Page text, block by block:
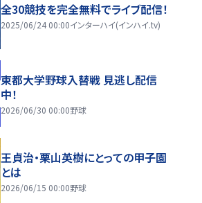
全30競技を完全無料でライブ配信！
2025/06/24 00:00インターハイ(インハイ.tv)
東都大学野球入替戦 見逃し配信
中！
2026/06/30 00:00野球
王貞治・栗山英樹にとっての甲子園
とは
2026/06/15 00:00野球